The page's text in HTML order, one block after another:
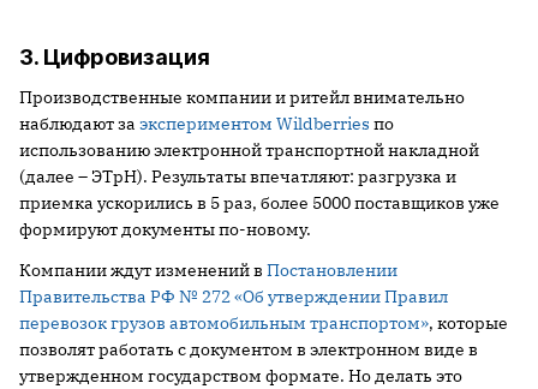
3. Цифровизация
Производственные компании и ритейл внимательно
наблюдают за экспериментом Wildberries по
использованию электронной транспортной накладной
(далее – ЭТрН). Результаты впечатляют: разгрузка и
приемка ускорились в 5 раз, более 5000 поставщиков уже
формируют документы по-новому.
Компании ждут изменений в Постановлении
Правительства РФ № 272 «Об утверждении Правил
перевозок грузов автомобильным транспортом», которые
позволят работать с документом в электронном виде в
утвержденном государством формате. Но делать это